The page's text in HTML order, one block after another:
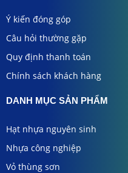
Ý kiến đóng góp
Câu hỏi thường gặp
Quy định thanh toán
Chính sách khách hàng
DANH MỤC SẢN PHẨM
Hạt nhựa nguyên sinh
Nhựa công nghiệp
Vỏ thùng sơn